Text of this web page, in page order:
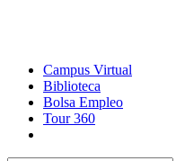
Campus Virtual
Biblioteca
Bolsa Empleo
Tour 360